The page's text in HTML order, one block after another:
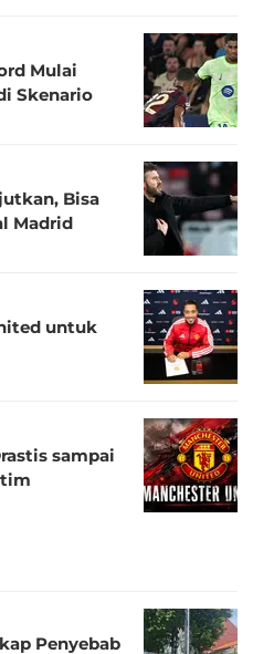
Mulai
Skenario
Bisa
Madrid
untuk
sampai
Penyebab